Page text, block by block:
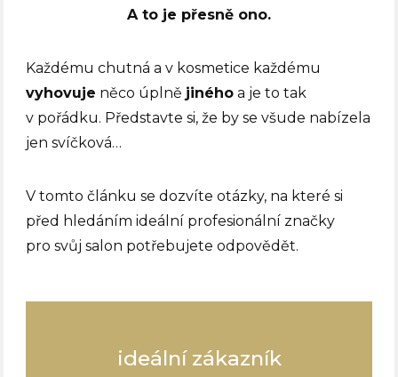
A to je přesně ono.
Každému chutná a v kosmetice každému
vyhovuje něco úplně jiného a je to tak
v pořádku. Představte si, že by se všude nabízela
jen svíčková…
V tomto článku se dozvíte otázky, na které si
před hledáním ideální profesionální značky
pro svůj salon potřebujete odpovědět.
ideální zákazník